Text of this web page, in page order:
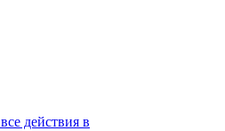
действия в